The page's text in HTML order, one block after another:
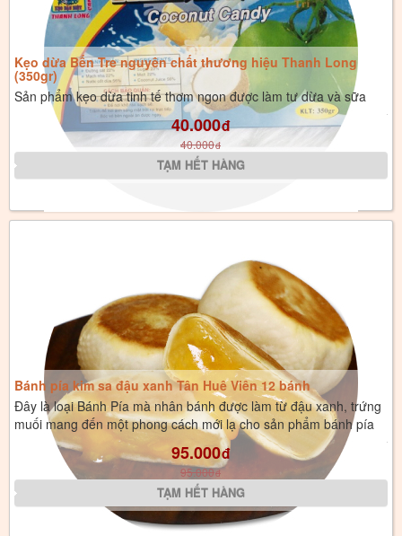
Kẹo dừa Bến Tre nguyên chất thương hiệu Thanh Long
(350gr)
Sản phẩm kẹo dừa tinh tế thơm ngon được làm tư dừa và sữa
40.000đ
40.000đ
Bánh pía kim sa đậu xanh Tân Huê Viên 12 bánh
Đây là loại Bánh Pía mà nhân bánh được làm từ đậu xanh, trứng
muối mang đến một phong cách mới lạ cho sản phẩm bánh pía
95.000đ
95.000đ